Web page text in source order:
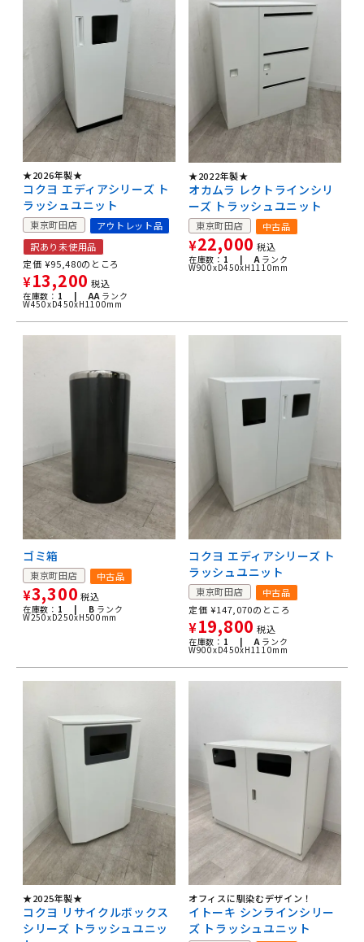
★2026年製★
コクヨ エディアシリーズ ト
ラッシュユニット
東京町田店
アウトレット品
訳あり未使用品
定価 ¥95,480のところ
¥13,200 税込
在庫数： 1 | AAランク
W450xD450xH1100mm
★2022年製★
オカムラ レクトラインシリ
ーズ トラッシュユニット
東京町田店 中古品
¥22,000 税込
在庫数： 1 | A ランク
W900xD450xH1110mm
ゴミ箱
東京町田店 中古品
¥3,300 税込
在庫数： 1 | B ランク
W250xD250xH500mm
コクヨ エディアシリーズ ト
ラッシュユニット
東京町田店
中古品
定価 ¥147,070のところ
¥19,800 税込
在庫数： 1 | Aランク
W900xD450xH1110mm
★2025年製★
コクヨ リサイクルボックス
シリーズ トラッシュユニッ
オフィスに馴染むデザイン！
イトーキ シンラインシリー
ズ トラッシュユニット